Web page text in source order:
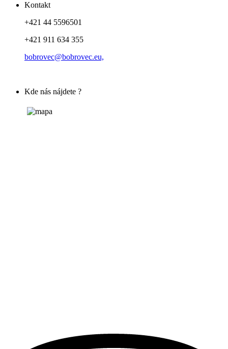
Kontakt
+421 44 5596501
+421 911 634 355
bobrovec@bobrovec.eu,
Kde nás nájdete ?